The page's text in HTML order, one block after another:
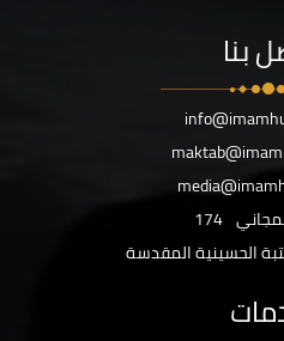
بنا
174
الحسينية المقدسة